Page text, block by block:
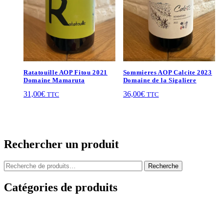
Ratatouille AOP Fitou 2021
Domaine Mamaruta
31,00€ TTC
Sommieres AOP Calcite 2023
Domaine de la Sigaliere
36,00€ TTC
Rechercher un produit
Recherche
pour :
Recherche
Catégories de produits